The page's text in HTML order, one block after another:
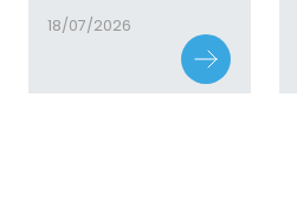
18/07/2026